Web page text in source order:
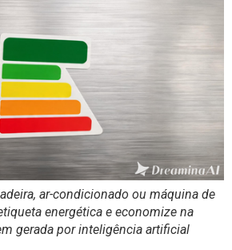
ar-condicionado ou máquina de
energética e economize na
gerada por inteligência artificial